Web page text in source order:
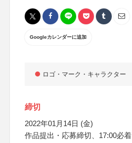
Googleカレンダーに追加
ロゴ・マーク・キャラクター
締切
2022年01月14日 (金)
作品提出・応募締切、17:00必着